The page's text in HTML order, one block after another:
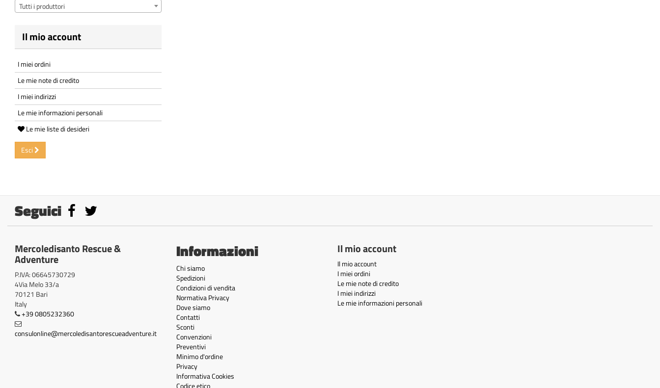
Tutti i produttori
Il mio account
I miei ordini
Le mie note di credito
I miei indirizzi
Le mie informazioni personali
Le mie liste di desideri
Esci
Seguici
Mercoledisanto Rescue &
Adventure
P.IVA: 06645730729
4Via Melo 33/a
70121 Bari
Italy
+39 0805232360
consulonline@mercoledisantorescueadventure.it
Informazioni
Chi siamo
Spedizioni
Condizioni di vendita
Normativa Privacy
Dove siamo
Contatti
Sconti
Convenzioni
Preventivi
Minimo d'ordine
Privacy
Informativa Cookies
Codice etico
Il mio account
Il mio account
I miei ordini
Le mie note di credito
I miei indirizzi
Le mie informazioni personali